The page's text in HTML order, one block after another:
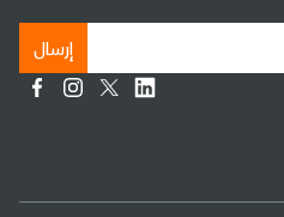
إرسال